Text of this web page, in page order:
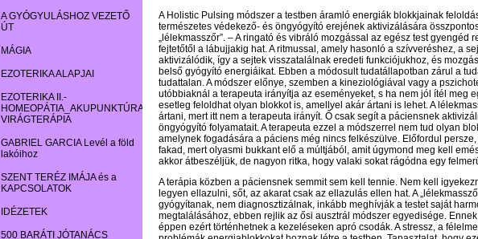
A GYÓGYULÁSHOZ VEZETŐ
ÚT
MÁGIA
EZOTERIKA ALAPJAI
EZOTERIKA II.-
HOMEOPÁTIA_AKUPUNKTÚRA_BACH
VIRÁGTERÁPIA
GABRIEL GARCIA Levél a föld
lakóihoz
SZENT TERÉZ IMÁJA és a
KAPCSOLATOK
IDÉZETEK
500 BARÁTI JÓTANÁCS
A Holistic Pulsing módszer a testben áramló energiák blokkjainak
természetes védekező- és öngyógyító erejének aktivizálására
„lélekmasszőr”. – A ringató és vibráló mozgással az egész test gyengéd
fejtetőtől a lábujjakig hat. A ritmussal, amely hasonló a szívveréshez, a
aktivizálódik, így a sejtek visszatalálnak eredeti funkciójukhoz, és
belső gyógyító energiáikat. Ebben a módosult tudatállapotban zárul a
tudattalan. A módszer előnye, szemben a kineziológiával vagy a
utóbbiaknál a terapeuta irányítja az eseményeket, s ha nem jól ítél meg
esetleg feloldhat olyan blokkot is, amellyel akár ártani is lehet. A
ártani, mert itt nem a terapeuta irányít. Ő csak segít a páciensnek
öngyógyító folyamatait. A terapeuta ezzel a módszerrel nem tud olyan
amelynek fogadására a páciens még nincs felkészülve. Előfordul
fakad, mert olyasmi bukkant elő a múltjából, amit úgymond meg kell
akkor átbeszéljük, de nagyon ritka, hogy valaki sokat rágódna egy
A terápia közben a páciensnek semmit sem kell tennie. Nem kell
legyen ellazulni, sőt, az akarat csak az ellazulás ellen hat. A
gyógyítanak, nem diagnosztizálnak, inkább meghívják a testet saját
megtalálásához, ebben rejlik az ősi ausztrál módszer egyedisége.
éppen ezért történhetnek a kezeléseken apró csodák. A stressz, a